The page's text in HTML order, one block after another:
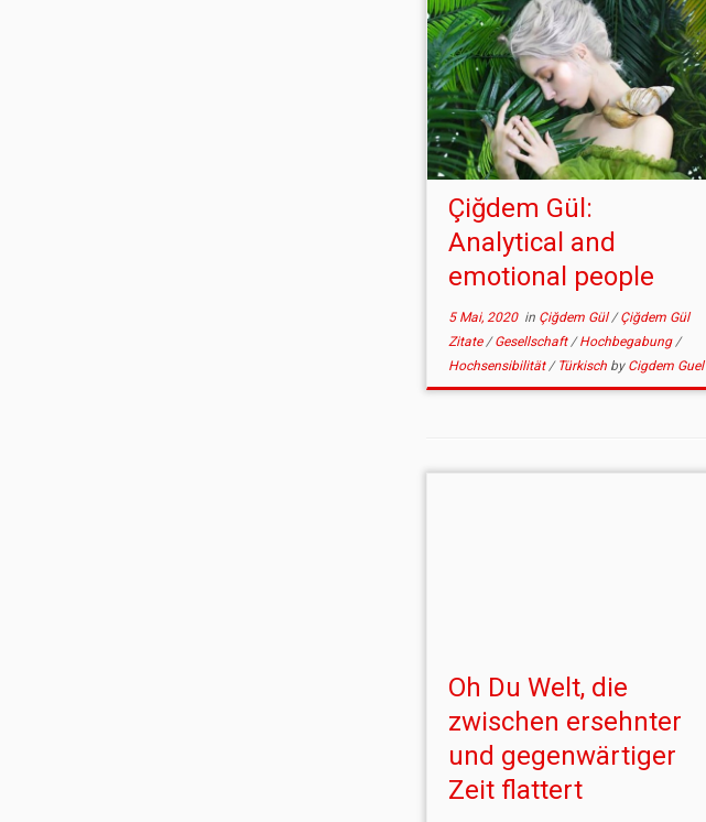
Çiğdem Gül:
Analytical and
emotional people
5 Mai, 2020in Çiğdem Gül/Çiğdem Gül
Zitate/Gesellschaft/Hochbegabung/
Hochsensibilität/ Türkisch by Cigdem Guel
Oh Du Welt, die
zwischen ersehnter
und gegenwärtiger
Zeit flattert